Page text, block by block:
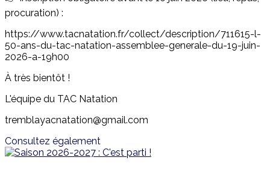
procuration) :
https://www.tacnatation.fr/collect/description/711615-l-
50-ans-du-tac-natation-assemblee-generale-du-19-juin-
2026-a-19h00
À très bientôt !
L'équipe du TAC Natation
tremblayacnatation@gmail.com
Consultez également